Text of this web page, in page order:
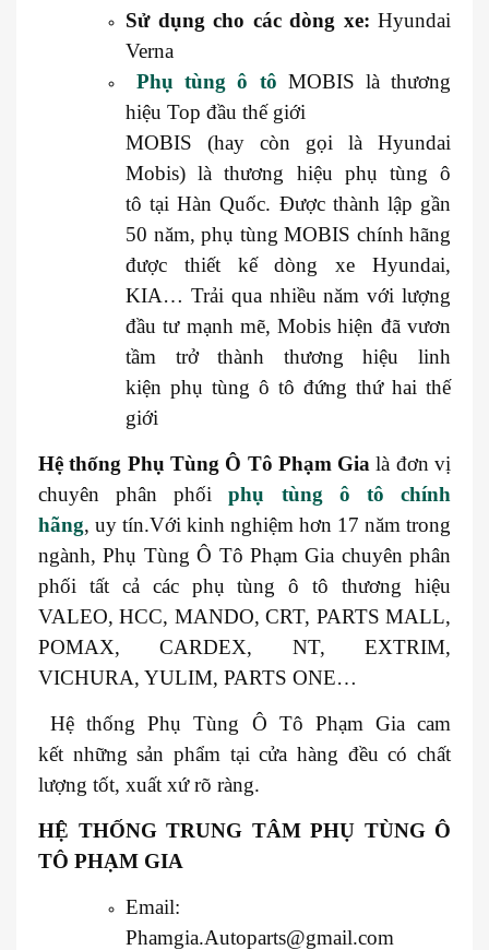
Sử dụng cho các dòng xe: Hyundai
Verna
Phụ tùng ô tô MOBIS là thương
hiệu Top đầu thế giới
MOBIS (hay còn gọi là Hyundai
Mobis) là thương hiệu phụ tùng ô
tô tại Hàn Quốc. Được thành lập gần
50 năm, phụ tùng MOBIS chính hãng
được thiết kế dòng xe Hyundai,
KIA… Trải qua nhiều năm với lượng
đầu tư mạnh mẽ, Mobis hiện đã vươn
tầm trở thành thương hiệu linh
kiện phụ tùng ô tô đứng thứ hai thế
giới
Hệ thống Phụ Tùng Ô Tô Phạm Gia là đơn vị
chuyên phân phốiphụ tùng ô tô chính
hãng, uy tín.Với kinh nghiệm hơn 17 năm trong
ngành, Phụ Tùng Ô Tô Phạm Gia chuyên phân
phối tất cả các phụ tùng ô tô thương hiệu
VALEO, HCC, MANDO, CRT, PARTS MALL,
POMAX, CARDEX, NT, EXTRIM,
VICHURA, YULIM, PARTS ONE…
Hệ thống Phụ Tùng Ô Tô Phạm Gia cam
kết những sản phẩm tại cửa hàng đều có chất
lượng tốt, xuất xứ rõ ràng.
HỆ THỐNG TRUNG TÂM PHỤ TÙNG Ô
TÔ PHẠM GIA
Email:
Phamgia.Autoparts@gmail.com